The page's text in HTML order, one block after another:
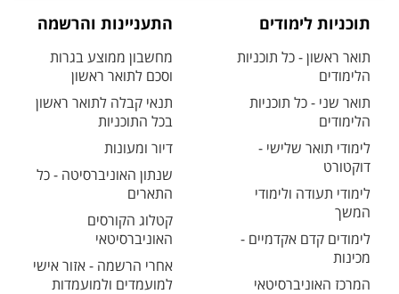
תוכניות לימודים
תואר ראשון - כל תוכניות
הלימודים
תואר שני - כל תוכניות
הלימודים
לימודי תואר שלישי -
דוקטורט
לימודי תעודה ולימודי
המשך
לימודים קדם אקדמיים -
מכינות
המרכז האוניברסיטאי
התעניינות והרשמה
מחשבון ממוצע בגרות
וסכם לתואר ראשון
תנאי קבלה לתואר ראשון
בכל התוכניות
דיור ומעונות
שנתון האוניברסיטה - כל
התארים
קטלוג הקורסים
האוניברסיטאי
אחרי הרשמה - אזור אישי
למועמדים ולמועמדות